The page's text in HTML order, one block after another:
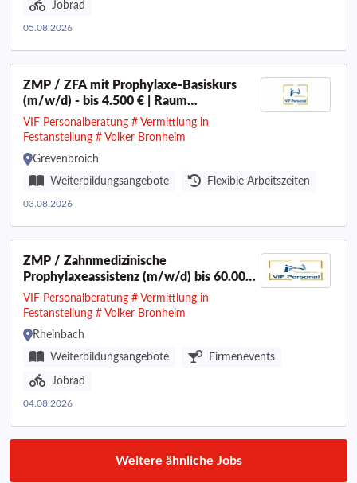
Jobrad
05.08.2026
ZMP / ZFA mit Prophylaxe-Basiskurs
(m/w/d) - bis 4.500 € | Raum
Grevenbroich
VIF Personalberatung # Vermittlung in
Festanstellung # Volker Bronheim
Grevenbroich
Weiterbildungsangebote
Flexible Arbeitszeiten
03.08.2026
ZMP / Zahnmedizinische
Prophylaxeassistenz (m/w/d) bis 60.000
€ I Raum Rheinbach
VIF Personalberatung # Vermittlung in
Festanstellung # Volker Bronheim
Rheinbach
Weiterbildungsangebote
Firmenevents
Jobrad
04.08.2026
Weitere ähnliche Jobs